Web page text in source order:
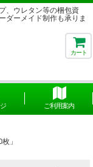
、ウレタン等の梱包資
ダーメイド制作も承りま
カート
ご利用案内
」